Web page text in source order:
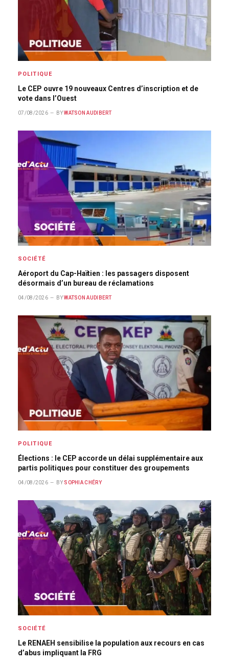
POLITIQUE
Le CEP ouvre 19 nouveaux Centres d’inscription et de
vote dans l’Ouest
07/08/2026 BY WATSON AUDIBERT
SOCIÉTÉ
Aéroport du Cap-Haïtien : les passagers disposent
désormais d’un bureau de réclamations
04/08/2026 BY WATSON AUDIBERT
POLITIQUE
Élections : le CEP accorde un délai supplémentaire aux
partis politiques pour constituer des groupements
04/08/2026 BY SOPHIA CHÉRY
SOCIÉTÉ
Le RENAEH sensibilise la population aux recours en cas
d’abus impliquant la FRG